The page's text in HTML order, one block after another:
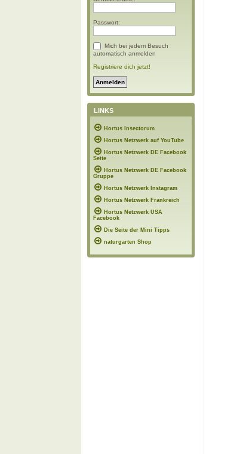
Passwort:
Mich bei jedem Besuch
automatisch anmelden
Registriere dich jetzt!
LINKS
Hortus Insectorum
Hortus Netzwerk auf YouTube
Hortus Netzwerk DE Facebook
Seite
Hortus Netzwerk DE Facebook
Gruppe
Hortus Netzwerk Instagram
Hortus Netzwerk Frankreich
Hortus Netzwerk USA
Facebook
Die Seite der Mini Tipps
naturgarten Shop